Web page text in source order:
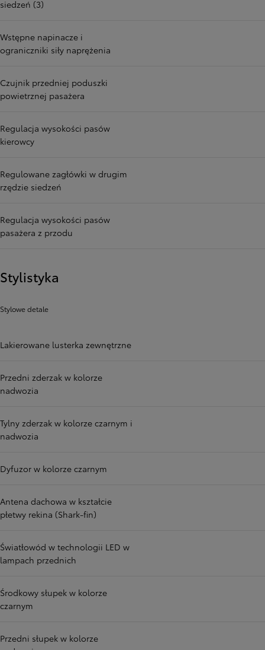
siedzeń (3)
Wstępne napinacze i
ograniczniki siły naprężenia
Czujnik przedniej poduszki
powietrznej pasażera
Regulacja wysokości pasów
kierowcy
Regulowane zagłówki w drugim
rzędzie siedzeń
Regulacja wysokości pasów
pasażera z przodu
Stylistyka
Stylowe detale
Lakierowane lusterka zewnętrzne
Przedni zderzak w kolorze
nadwozia
Tylny zderzak w kolorze czarnym i
nadwozia
Dyfuzor w kolorze czarnym
Antena dachowa w kształcie
płetwy rekina (Shark-fin)
Światłowód w technologii LED w
lampach przednich
Środkowy słupek w kolorze
czarnym
Przedni słupek w kolorze